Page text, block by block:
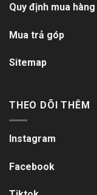
Quy định mua hàng
Mua trả góp
Sitemap
THEO DÕI THÊM
Instagram
Facebook